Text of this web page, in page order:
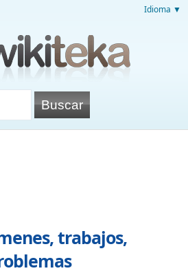
Idioma ▼
trabajos,